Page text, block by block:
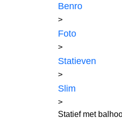
Benro
>
Foto
>
Statieven
>
Slim
>
Statief met